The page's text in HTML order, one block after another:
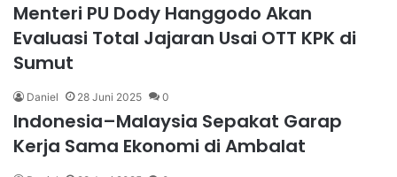
Menteri PU Dody Hanggodo Akan
Evaluasi Total Jajaran Usai OTT KPK di
Sumut
Daniel 28 Juni 2025 0
Indonesia–Malaysia Sepakat Garap
Kerja Sama Ekonomi di Ambalat